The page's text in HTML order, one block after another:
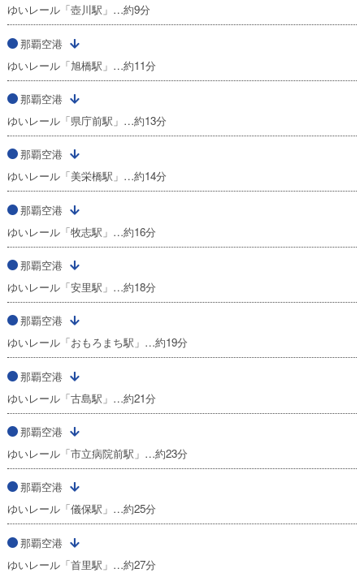
ゆいレール「壺川駅」…約9分
那覇空港
ゆいレール「旭橋駅」…約11分
那覇空港
ゆいレール「県庁前駅」…約13分
那覇空港
ゆいレール「美栄橋駅」…約14分
那覇空港
ゆいレール「牧志駅」…約16分
那覇空港
ゆいレール「安里駅」…約18分
那覇空港
ゆいレール「おもろまち駅」…約19分
那覇空港
ゆいレール「古島駅」…約21分
那覇空港
ゆいレール「市立病院前駅」…約23分
那覇空港
ゆいレール「儀保駅」…約25分
那覇空港
ゆいレール「首里駅」…約27分